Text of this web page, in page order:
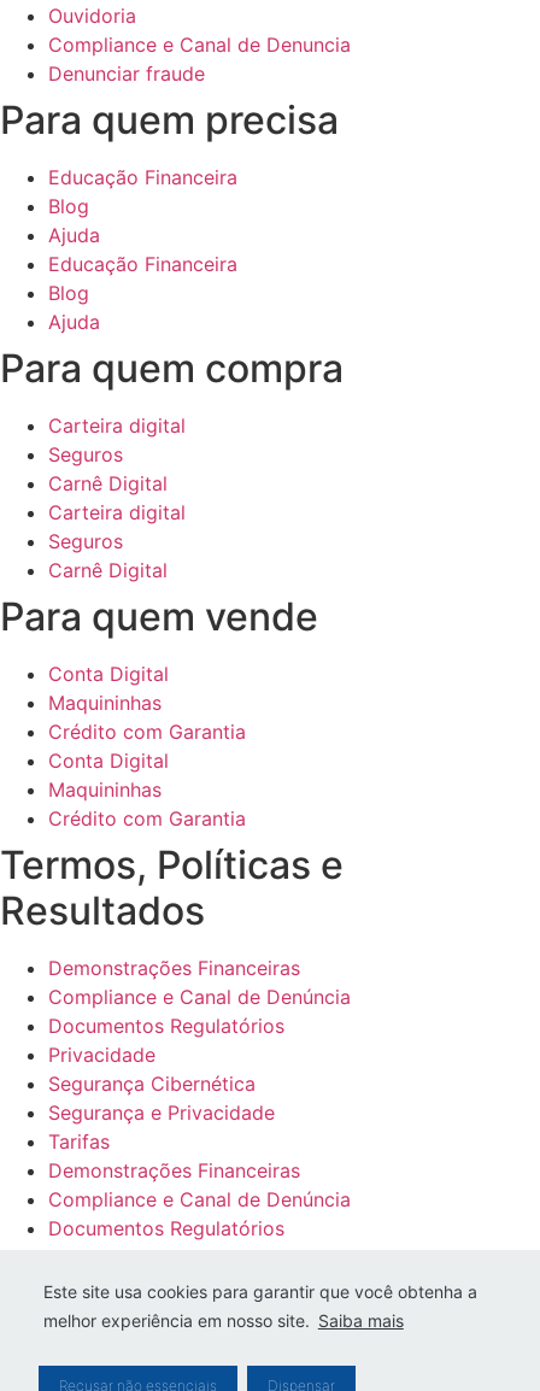
Este site usa cookies para garantir que você obtenha a
melhor experiência em nosso site. Saiba mais
Recusar não essenciais Dispensar
Ouvidoria
Compliance e Canal de Denuncia
Denunciar fraude
Para quem precisa
Educação Financeira
Blog
Ajuda
Educação Financeira
Blog
Ajuda
Para quem compra
Carteira digital
Seguros
Carnê Digital
Carteira digital
Seguros
Carnê Digital
Para quem vende
Conta Digital
Maquininhas
Crédito com Garantia
Conta Digital
Maquininhas
Crédito com Garantia
Termos, Políticas e
Resultados
Demonstrações Financeiras
Compliance e Canal de Denúncia
Documentos Regulatórios
Privacidade
Segurança Cibernética
Segurança e Privacidade
Tarifas
Demonstrações Financeiras
Compliance e Canal de Denúncia
Documentos Regulatórios
Segurança Cibernética
Segurança e Privacidade